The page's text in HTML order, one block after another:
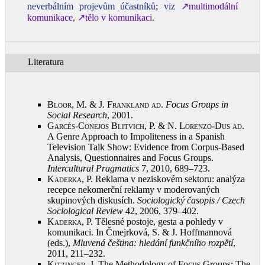
neverbálním projevům účastníků; viz
↗multimodální
komunikace, ↗tělo v komunikaci.
Literatura
Bloor, M. & J. Frankland ad. Focus Groups in
Social Research, 2001 .
Garcés-Conejos Blitvich, P. & N. Lorenzo-Dus ad.
A Genre Approach to Impoliteness in a Spanish
Television Talk Show: Evidence from Corpus-Based
Analysis, Questionnaires and Focus Groups.
Intercultural Pragmatics 7, 2010, 689–723.
Kaderka, P. Reklama v neziskovém sektoru: analýza
recepce nekomerční reklamy v moderovaných
skupinových diskusích. Sociologický časopis / Czech
Sociological Review 42, 2006, 379–402.
Kaderka, P. Tělesné postoje, gesta a pohledy v
komunikaci. In Čmejrková, S. & J. Hoffmannová
(eds.), Mluvená čeština: hledání funkčního rozpětí,
2011, 211–232.